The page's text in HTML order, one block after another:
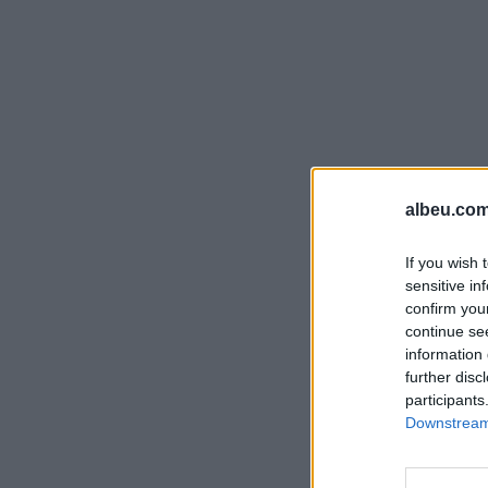
If you wish
sensitive
confirm
continue
information
further